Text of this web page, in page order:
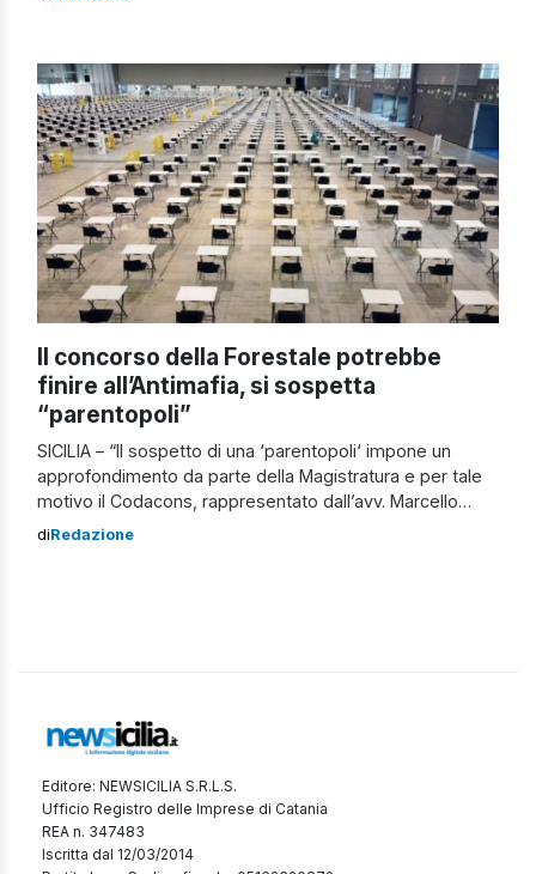
Corte dei Conti. Un […]
Il concorso della Forestale potrebbe
finire all’Antimafia, si sospetta
“parentopoli”
SICILIA – “Il sospetto di una ‘parentopoli‘ impone un
approfondimento da parte della Magistratura e per tale
motivo il Codacons, rappresentato dall’avv. Marcello
Drago dell’Ufficio Legale Regionale, annuncia un esposto
diRedazione
Editore: NEWSICILIA S.R.L.S.
Ufficio Registro delle Imprese di Catania
REA n. 347483
Iscritta dal 12/03/2014